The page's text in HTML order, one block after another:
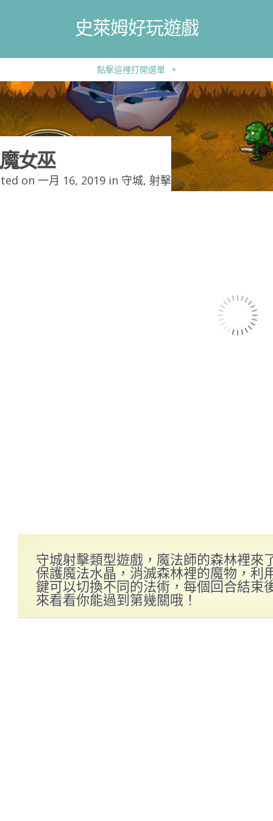
史萊姆好玩遊戲
點擊這裡打開選單 +
女巫
on 一月 16, 2019 in 守城, 射擊
守城射擊類型遊戲，魔法師的森林裡來
保護魔法水晶，消滅森林裡的魔物，利
鍵可以切換不同的法術，每個回合結束
來看看你能過到第幾關哦！